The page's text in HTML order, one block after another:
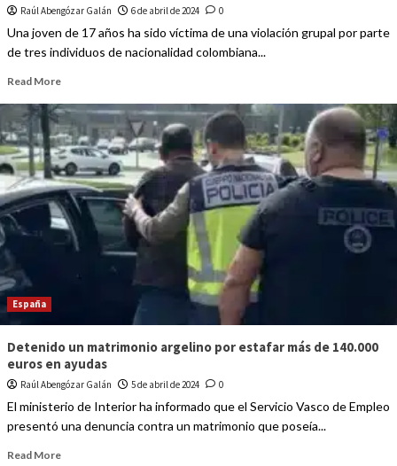
Raúl Abengózar Galán 6 de abril de 2024 0
Una joven de 17 años ha sido víctima de una violación grupal por parte
de tres individuos de nacionalidad colombiana...
Read More
España
Detenido un matrimonio argelino por estafar más de 140.000
euros en ayudas
Raúl Abengózar Galán 5 de abril de 2024 0
El ministerio de Interior ha informado que el Servicio Vasco de Empleo
presentó una denuncia contra un matrimonio que poseía...
Read More